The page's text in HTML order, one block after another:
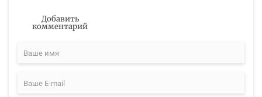
Добавить
комментарий